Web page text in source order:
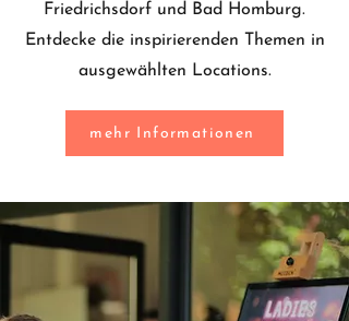
Friedrichsdorf und Bad Homburg.
Entdecke die inspirierenden Themen in
ausgewählten Locations.
mehr Informationen